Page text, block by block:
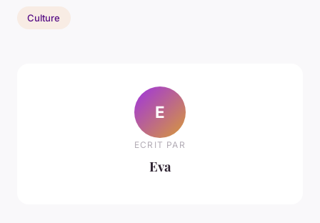
Culture
E
ECRIT PAR
Eva